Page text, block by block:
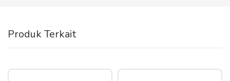
Produk Terkait